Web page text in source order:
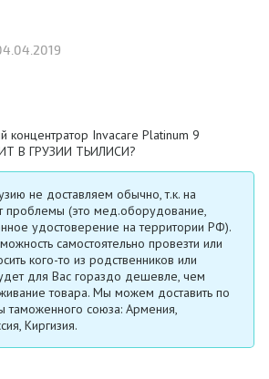
концентратор Invacare Platinum 9
В ГРУЗИИ ТЬИЛИСИ?
не доставляем обычно, т.к. на
проблемы (это мед.оборудование,
удостоверение на территории РФ).
самостоятельно провезти или
кого-то из родственников или
для Вас гораздо дешевле, чем
товара. Мы можем доставить по
таможенного союза: Армения,
Киргизия.